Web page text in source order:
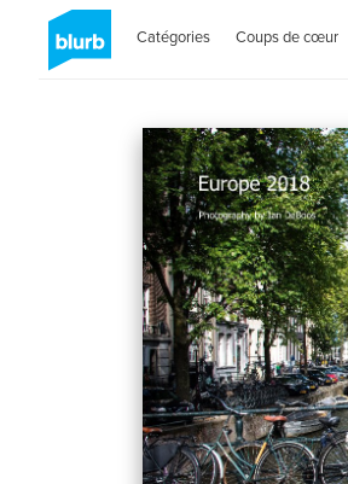
Catégories Coups de cœur